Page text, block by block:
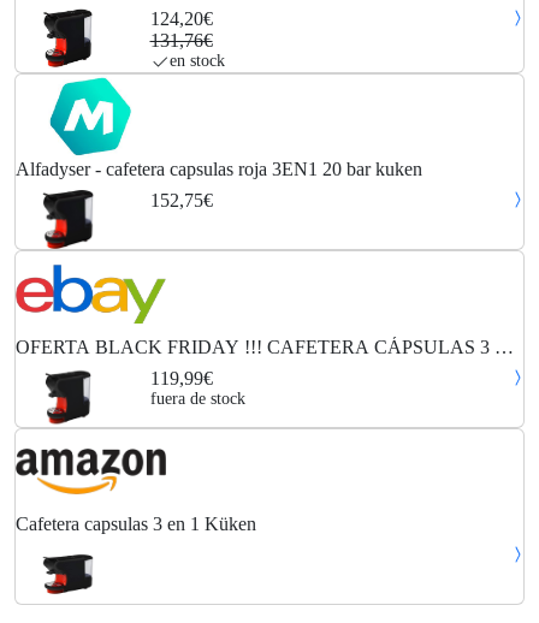
124,20€
131,76€
en stock
Alfadyser - cafetera capsulas roja 3EN1 20 bar kuken
152,75€
OFERTA BLACK FRIDAY !!! CAFETERA CÁPSULAS 3 EN
1 20 BAR KÜKEN119,99€
fuera de stock
Cafetera capsulas 3 en 1 Küken